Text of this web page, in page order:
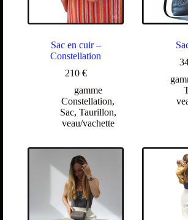
Sac en cuir –
Constellation
210 €
gamme
Constellation,
Sac, Taurillon,
veau/vachette